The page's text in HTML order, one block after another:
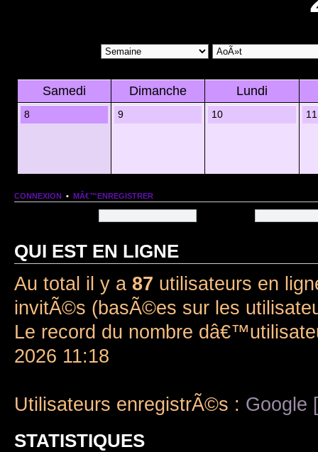
Samedi Dimanche Lundi
8 9 10 11
CONNEXION • MÂ€™ENREGISTRER
QUI EST EN LIGNE
Au total il y a 87 utilisateurs en
invitÃ©s (basÃ©es sur les
Le record du nombre
2026 11:18
Utilisateurs enregistrÃ©s : Google
STATISTIQUES